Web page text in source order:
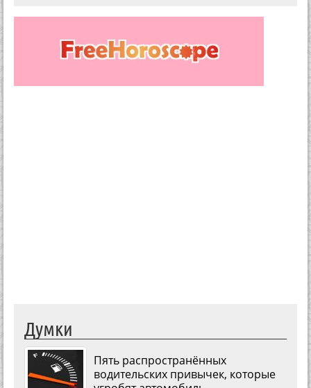
Думки
Пять распространённых
водительских привычек, которые